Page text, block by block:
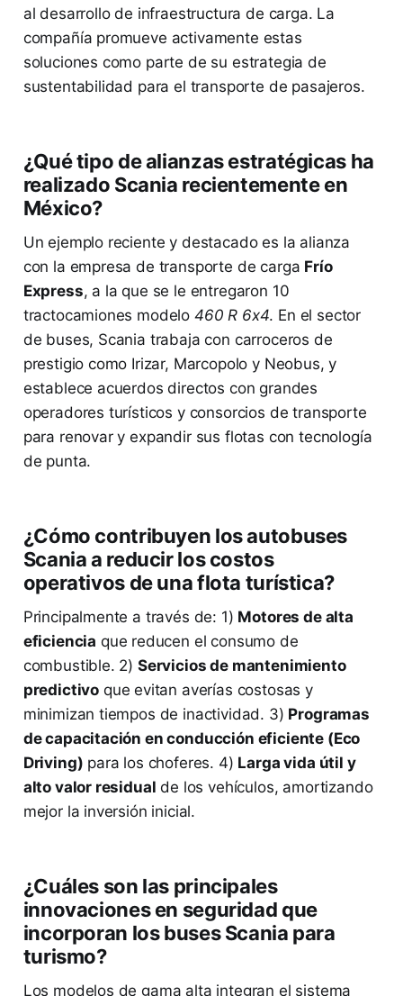
al desarrollo de infraestructura de carga. La
compañía promueve activamente estas
soluciones como parte de su estrategia de
sustentabilidad para el transporte de pasajeros.
¿Qué tipo de alianzas estratégicas ha
realizado Scania recientemente en
México?
Un ejemplo reciente y destacado es la alianza
con la empresa de transporte de carga Frío
Express, a la que se le entregaron 10
tractocamiones modelo 460 R 6x4. En el sector
de buses, Scania trabaja con carroceros de
prestigio como Irizar, Marcopolo y Neobus, y
establece acuerdos directos con grandes
operadores turísticos y consorcios de transporte
para renovar y expandir sus flotas con tecnología
de punta.
¿Cómo contribuyen los autobuses
Scania a reducir los costos
operativos de una flota turística?
Principalmente a través de: 1) Motores de alta
eficiencia que reducen el consumo de
combustible. 2) Servicios de mantenimiento
predictivo que evitan averías costosas y
minimizan tiempos de inactividad. 3) Programas
de capacitación en conducción eficiente (Eco
Driving) para los choferes. 4) Larga vida útil y
alto valor residual de los vehículos, amortizando
mejor la inversión inicial.
¿Cuáles son las principales
innovaciones en seguridad que
incorporan los buses Scania para
turismo?
Los modelos de gama alta integran el sistema